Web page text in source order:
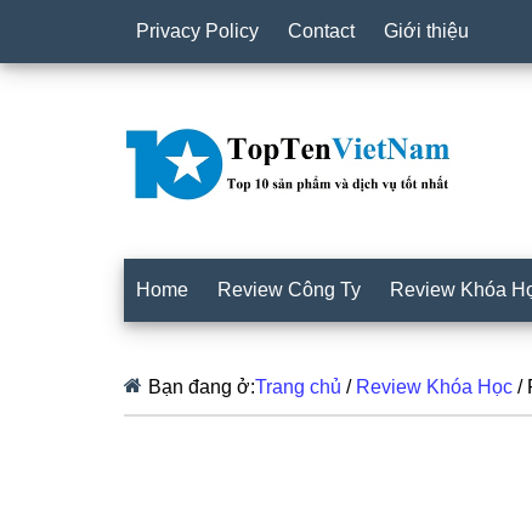
Privacy Policy Contact Giới thiệu
Home Review Công Ty Review Khóa
Bạn đang ở:Trang chủ / Review Khóa Học /